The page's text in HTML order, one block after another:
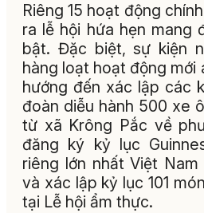
Riêng 15 hoạt động
ra lễ hội hứa hẹn mang
bật. Đặc biệt, sự kiện
hàng loạt hoạt động mới
hướng đến xác lập các
đoàn diễu hành 500 xe
từ xã Krông Pắc về
đăng ký kỷ lục
riêng lớn nhất Việt
và xác lập kỷ lục 101
tại Lễ hội ẩm thực.